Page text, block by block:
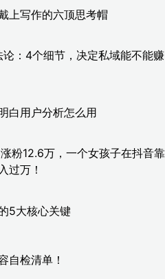
上写作的六顶思考帽
：4个细节，决定私域能不能赚
白用户分析怎么用
粉12.6万，一个女孩子在抖音靠
过万！
5大核心关键
自检清单！